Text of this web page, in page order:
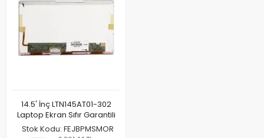
14.5' İnç LTN145AT01-302
Laptop Ekran Sıfır Garantili
Stok Kodu: FEJBPMSMOR